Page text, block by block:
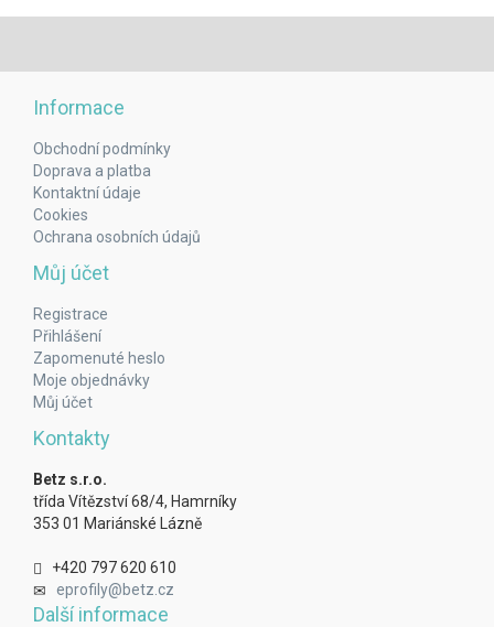
Informace
Obchodní podmínky
Doprava a platba
Kontaktní údaje
Cookies
Ochrana osobních údajů
Můj účet
Registrace
Přihlášení
Zapomenuté heslo
Moje objednávky
Můj účet
Kontakty
Betz s.r.o.
třída Vítězství 68/4, Hamrníky
353 01 Mariánské Lázně
+420 797 620 610
eprofily@betz.cz
Další informace